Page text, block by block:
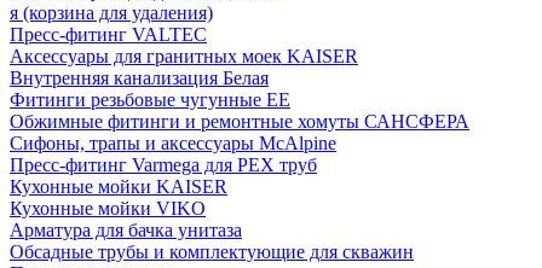
я (корзина для удаления)
Пресс-фитинг VALTEC
Аксессуары для гранитных моек KAISER
Внутренняя канализация Белая
Фитинги резьбовые чугунные EE
Обжимные фитинги и ремонтные хомуты САНСФЕРА
Сифоны, трапы и аксессуары McAlpine
Пресс-фитинг Varmega для PEX труб
Кухонные мойки KAISER
Кухонные мойки VIKO
Арматура для бачка унитаза
Обсадные трубы и комплектующие для скважин